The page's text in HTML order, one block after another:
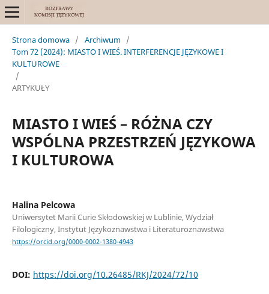
Strona domowa / Archiwum /
Tom 72 (2024): MIASTO I WIEŚ. INTERFERENCJE JĘZYKOWE I
KULTUROWE
/
ARTYKUŁY
MIASTO I WIEŚ – RÓŻNA CZY
WSPÓLNA PRZESTRZEŃ JĘZYKOWA
I KULTUROWA
Halina Pelcowa
Uniwersytet Marii Curie Skłodowskiej w Lublinie, Wydział
Filologiczny, Instytut Językoznawstwa i Literaturoznawstwa
https://orcid.org/0000-0002-1380-4943
DOI: https://doi.org/10.26485/RKJ/2024/72/10